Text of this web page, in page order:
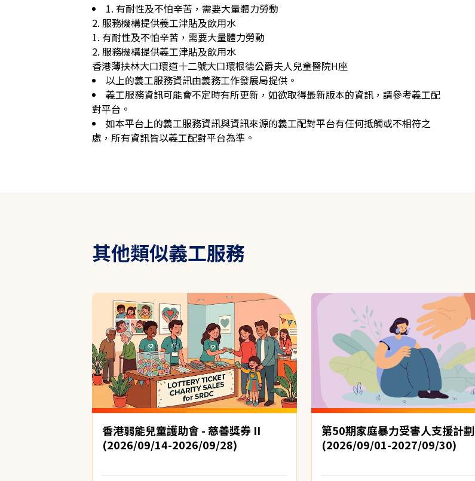
1. 有耐性及不怕辛苦，需要大量體力勞動
2. 服務機構提供義工津貼及飲用水
1. 有耐性及不怕辛苦，需要大量體力勞動
2. 服務機構提供義工津貼及飲用水
香港薄扶林大口環道十二號大口環根德公爵夫人兒童醫院H座
以上的義工服務資訊由義務工作發展局提供。
義工服務資訊可能會不定時有所更新，如欲取得最新版本的資訊，請參考義工配
對平台。
如本平台上的義工服務資訊與資訊來源的義工配對平台有任何抵觸或不相符之
處，所有資訊皆以義工配對平台為準。
其他類似義工服務
香港弱能兒童護助會 - 慈善獎券 II
(2026/09/14-2026/09/28)
第50期家庭暴力受害人支援計劃
(2026/09/01-2027/09/30)